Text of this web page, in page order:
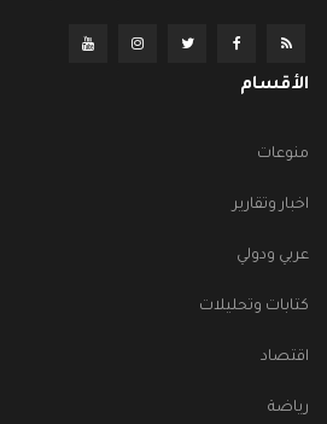
الأقسام
منوعات
اخبار وتقارير
عربي ودولي
كتابات وتحليلات
اقتصاد
رياضة